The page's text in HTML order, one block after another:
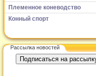
Племенное коневодство
Конный спорт
Рассылка новостей